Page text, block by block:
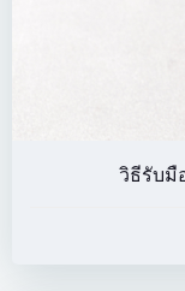
วิธีรับมื